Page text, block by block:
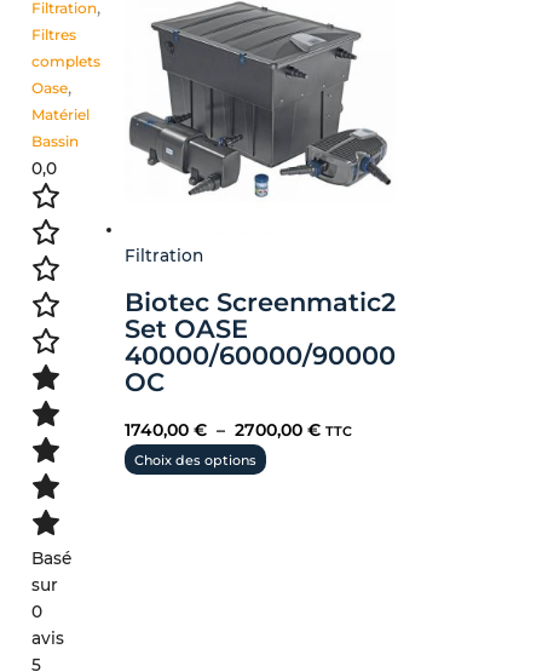
Filtration,
Filtres
complets
Oase,
Matériel
Bassin
0,0
Basé
sur
0
avis
5
Filtration
Biotec Screenmatic2
Set OASE
40000/60000/90000
OC
1740,00 € – 2700,00 € TTC
Choix des options
peuvent
être
choisies
la
du
produit